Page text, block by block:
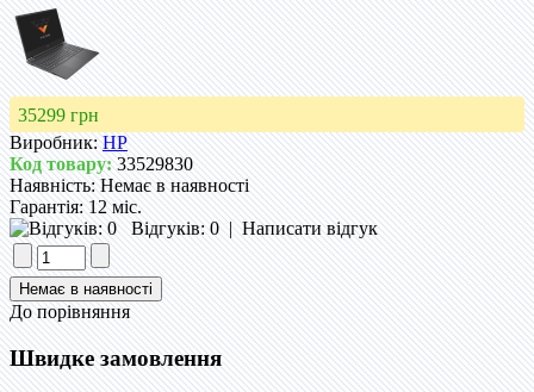
35299 грн
Виробник: HP
Код товару:33529830
Наявність:Немає в наявності
Гарантія:12 міс.
Відгуків: 0|Написати відгук
До порівняння
Швидке замовлення